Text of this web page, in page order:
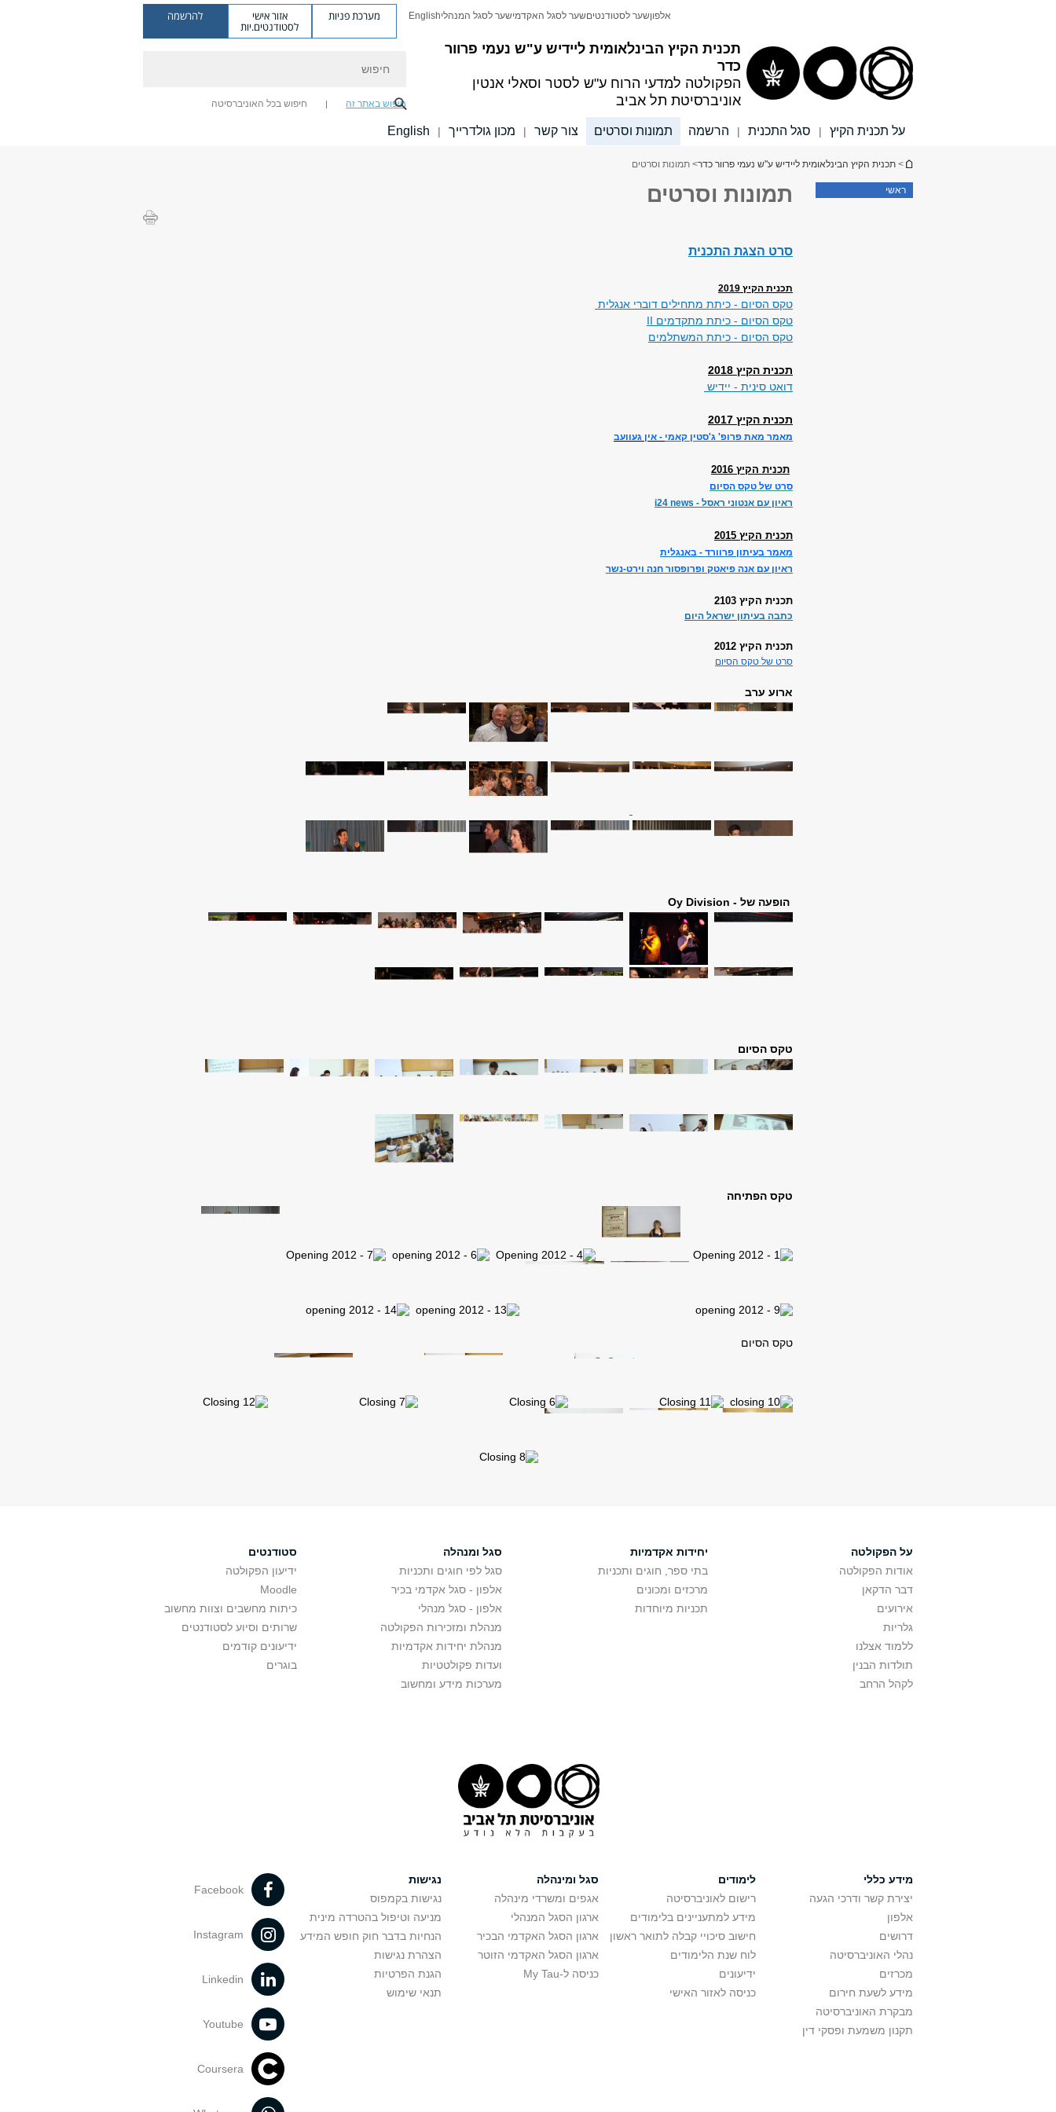
תכנית הקיץ הבינלאומית ליידיש ע"ש נעמי פרוור
כדר
הפקולטה למדעי הרוח ע"ש לסטר וסאלי אנטין
אוניברסיטת תל אביב
אלפוןשער לסטודנטיםשער לסגל האקדמישער לסגל המנהליEnglish מערכת פניות אזור אישי
לסטודנטים.יות
להרשמה
חיפוש באתר זה חיפוש בכל האוניברסיטה
על תכנית הקיץ | סגל התכנית | הרשמה תמונות וסרטים צור קשר | מכון גולדרייך |
English
הינך נמצא כאן
> תכנית הקיץ הבינלאומית ליידיש ע"ש נעמי פרוור כדר> תמונות וסרטים
ראשי תמונות וסרטים
סרט הצגת התכנית
תכנית הקיץ 2019
טקס הסיום - כיתת מתחילים דוברי אנגלית
טקס הסיום - כיתת מתקדמים II
טקס הסיום - כיתת המשתלמים
תכנית הקיץ 2018
דואט סינית - יידיש
תכנית הקיץ 2017
מאמר מאת פרופ' ג'סטין קאמי - אין געוועב
תכנית הקיץ 2016
סרט של טקס הסיום
ראיון עם אנטוני ראסל - i24 news
תכנית הקיץ 2015
מאמר בעיתון פרוורד - באנגלית
ראיון עם אנה פיאטק ופרופסור חנה וירט-נשר
תכנית הקיץ 2103
כתבה בעיתון ישראל היום
תכנית הקיץ 2012
סרט של טקס הסיום
ארוע ערב
הופעה של - Oy Division
טקס הסיום
טקס הפתיחה
טקס הסיום
על הפקולטה
אודות הפקולטה
דבר הדקאן
אירועים
גלריות
ללמוד אצלנו
תולדות הבנין
לקהל הרחב
יחידות אקדמיות
בתי ספר, חוגים ותכניות
מרכזים ומכונים
תכניות מיוחדות
סגל ומנהלה
סגל לפי חוגים ותכניות
אלפון - סגל אקדמי בכיר
אלפון - סגל מנהלי
מנהלת ומזכירות הפקולטה
מנהלת יחידות אקדמיות
ועדות פקולטטיות
מערכות מידע ומחשוב
סטודנטים
ידיעון הפקולטה
Moodle
כיתות מחשבים וצוות מחשוב
שרותים וסיוע לסטודנטים
ידיעונים קודמים
בוגרים
מידע כללי
יצירת קשר ודרכי הגעה
אלפון
דרושים
נהלי האוניברסיטה
מכרזים
מידע לשעת חירום
מבקרת האוניברסיטה
תקנון משמעת ופסקי דין
לימודים
רישום לאוניברסיטה
מידע למתעניינים בלימודים
חישוב סיכויי קבלה לתואר ראשון
לוח שנת הלימודים
ידיעונים
כניסה לאזור האישי
סגל ומינהלה
אגפים ומשרדי מינהלה
ארגון הסגל המנהלי
ארגון הסגל האקדמי הבכיר
ארגון הסגל האקדמי הזוטר
כניסה ל-My Tau
נגישות
נגישות בקמפוס
מניעה וטיפול בהטרדה מינית
הנחיות בדבר חוק חופש המידע
הצהרת נגישות
הגנת הפרטיות
תנאי שימוש
Facebook
Instagram
Linkedin
Youtube
Coursera